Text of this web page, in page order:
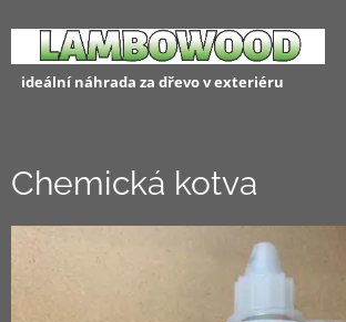
ideální náhrada za dřevo v exteriéru
Chemická kotva